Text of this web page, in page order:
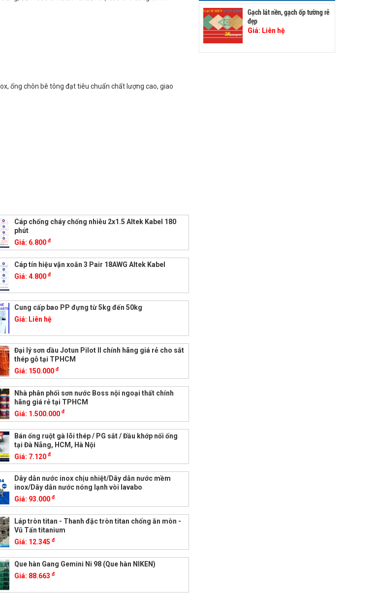
ống chôn bê tông đạt tiêu chuẩn chất lượng cao, giao
Cáp chống cháy chống nhiễu 2x1.5 Altek Kabel 180
phút
Giá: 6.800đ
Cáp tín hiệu vặn xoắn 3 Pair 18AWG Altek Kabel
Giá:4.800đ
Cung cấp bao PP đựng từ 5kg đến 50kg
Giá: Liên hệ
Đại lý sơn dầu Jotun Pilot II chính hãng giá rẻ cho sắt
thép gỗ tại TPHCM
Giá: 150.000đ
Nhà phân phối sơn nước Boss nội ngoại thất chính
hãng giá rẻ tại TPHCM
Giá: 1.500.000đ
Bán ống ruột gà lõi thép / PG sắt / Đầu khớp nối ống
tại Đà Nẵng, HCM, Hà Nội
Giá: 7.120đ
Dây dẫn nước inox chịu nhiệt/Dây dẫn nước mềm
inox/Dây dẫn nước nóng lạnh vòi lavabo
Giá: 93.000đ
Láp tròn titan - Thanh đặc tròn titan chống ăn mòn -
Vũ Tấn titanium
Giá: 12.345đ
Que hàn Gang Gemini Ni 98 (Que hàn NIKEN)
Giá: 88.663đ
Gạch lát nền, gạch ốp tường rẻ
đẹp
Giá: Liên hệ